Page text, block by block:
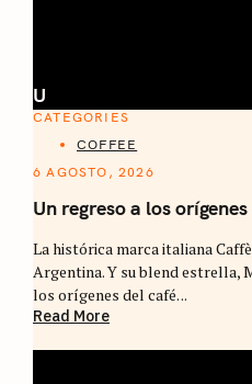
U
CATEGORIES
COFFEE
6 AGOSTO, 2026
Un regreso a los
La histórica marca italiana
Argentina. Y su blend estrella,
los orígenes del café. ..
Read More